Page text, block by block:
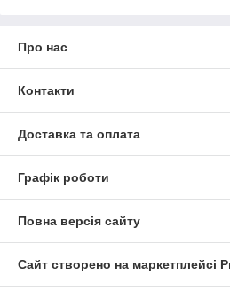
Про нас
Контакти
Доставка та оплата
Графік роботи
Повна версія сайту
Сайт створено на маркетплейсі